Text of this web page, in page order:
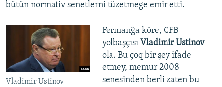
bütün normativ senetlerni tüzetmege emir etti.
Vladimir Ustinov
Fermanğa köre, CFB
yolbaşçısı Vladimir Ustinov
ola. Bu çoq bir şey ifade
etmey, memur 2008
senesinden berli zaten bu